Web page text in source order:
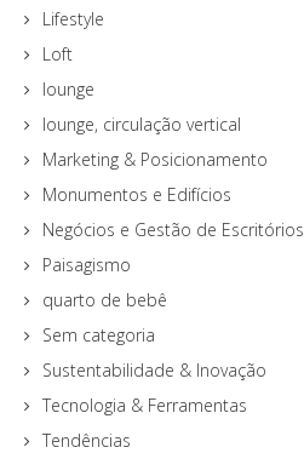
Lifestyle
Loft
lounge
lounge, circulação vertical
Marketing & Posicionamento
Monumentos e Edifícios
Negócios e Gestão de Escritórios
Paisagismo
quarto de bebê
Sem categoria
Sustentabilidade & Inovação
Tecnologia & Ferramentas
Tendências